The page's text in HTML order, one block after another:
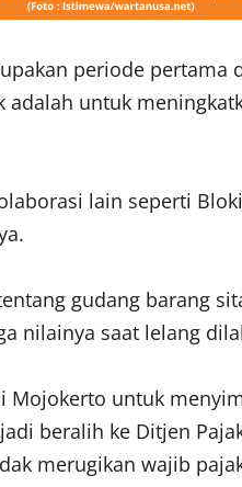
periode pertama
untuk
lain seperti
gudang barang
nilainya saat lelang
untuk
beralih ke Ditjen
merugikan wajib